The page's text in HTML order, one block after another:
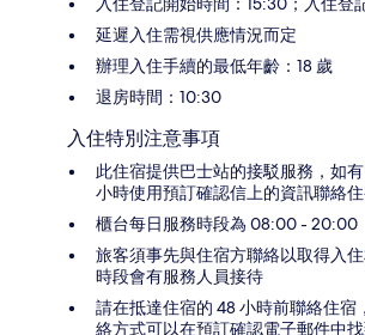
延遲入住需視供應情況而定
辦理入住手續的最低年齡：18 歲
退房時間：10:30
入住特別注意事項
此住宿提供巴士站的接駁服務，如
小時使用預訂確認信上的資訊聯絡住
櫃台每日服務時段為 08:00 - 20:00
旅客須事先與住宿方聯絡以取得入
時段會有服務人員接待
請在抵達住宿的 48 小時前聯絡住宿
絡方式可以在預訂確認電子郵件中